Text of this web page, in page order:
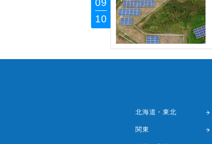
10
北海道・東北
関東